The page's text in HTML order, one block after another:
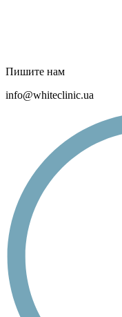
Пишите нам
info@whiteclinic.ua